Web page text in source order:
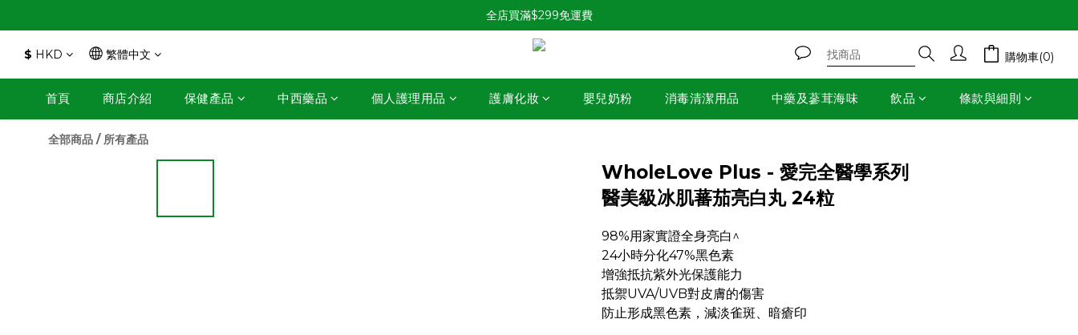
全店買滿$299免運費
$ HKD 繁體中文 購物車(0)
首頁 商店介紹 保健產品 中西藥品 個人護理用品 護膚化妝 嬰兒奶粉 消毒清潔用品 中藥及蔘茸海味 飲品 條款與細則
全部商品 / 所有產品
WholeLove Plus - 愛完全醫學系列
醫美級冰肌蕃茄亮白丸 24粒
98%用家實證全身亮白^
24小時分化47%黑色素
增強抵抗紫外光保護能力
抵禦UVA/UVB對皮膚的傷害
防止形成黑色素，減淡雀斑、暗瘡印